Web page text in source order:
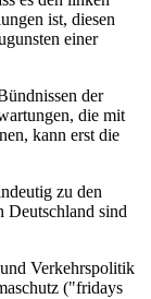
ist, diesen
einer
der
die mit
kann erst die
zu den
sind
Verkehrspolitik
("fridays